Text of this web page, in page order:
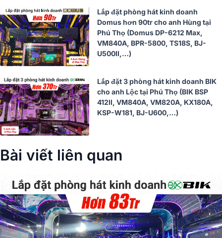
Lắp đặt phòng hát kinh doanh
Domus hơn 90tr cho anh Hùng tại
Phú Thọ (Domus DP-6212 Max,
VM840A, BPR-5800, TS18S, BJ-
U500II,…)
Lắp đặt 3 phòng hát kinh doanh BIK
cho anh Lộc tại Phú Thọ (BIK BSP
412II, VM840A, VM820A, KX180A,
KSP-W181, BJ-U600,…)
Bài viết liên quan